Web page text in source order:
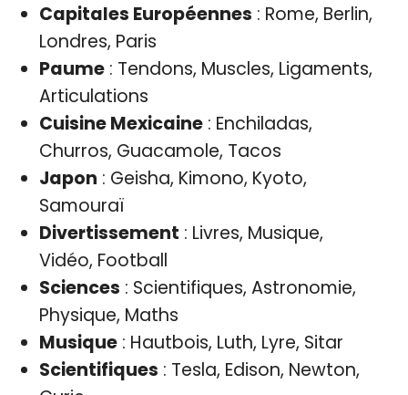
Capitales Européennes : Rome, Berlin,
Londres, Paris
Paume: Tendons, Muscles, Ligaments,
Articulations
Cuisine Mexicaine: Enchiladas,
Churros, Guacamole, Tacos
Japon : Geisha, Kimono, Kyoto,
Samouraï
Divertissement : Livres, Musique,
Vidéo, Football
Sciences : Scientifiques, Astronomie,
Physique, Maths
Musique: Hautbois, Luth, Lyre, Sitar
Scientifiques : Tesla, Edison, Newton,